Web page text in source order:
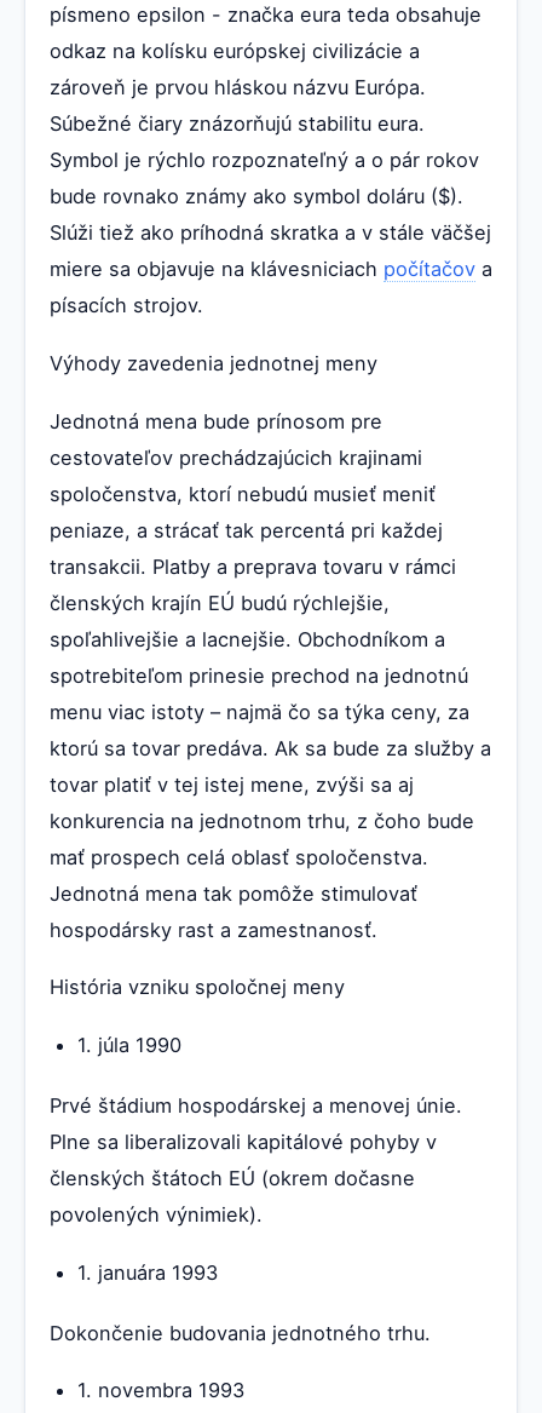
písmeno epsilon - značka eura teda obsahuje
odkaz na kolísku európskej civilizácie a
zároveň je prvou hláskou názvu Európa.
Súbežné čiary znázorňujú stabilitu eura.
Symbol je rýchlo rozpoznateľný a o pár rokov
bude rovnako známy ako symbol doláru ($).
Slúži tiež ako príhodná skratka a v stále väčšej
miere sa objavuje na klávesniciach počítačov a
písacích strojov.
Výhody zavedenia jednotnej meny
Jednotná mena bude prínosom pre
cestovateľov prechádzajúcich krajinami
spoločenstva, ktorí nebudú musieť meniť
peniaze, a strácať tak percentá pri každej
transakcii. Platby a preprava tovaru v rámci
členských krajín EÚ budú rýchlejšie,
spoľahlivejšie a lacnejšie. Obchodníkom a
spotrebiteľom prinesie prechod na jednotnú
menu viac istoty – najmä čo sa týka ceny, za
ktorú sa tovar predáva. Ak sa bude za služby a
tovar platiť v tej istej mene, zvýši sa aj
konkurencia na jednotnom trhu, z čoho bude
mať prospech celá oblasť spoločenstva.
Jednotná mena tak pomôže stimulovať
hospodársky rast a zamestnanosť.
História vzniku spoločnej meny
1. júla 1990
Prvé štádium hospodárskej a menovej únie.
Plne sa liberalizovali kapitálové pohyby v
členských štátoch EÚ (okrem dočasne
povolených výnimiek).
1. januára 1993
Dokončenie budovania jednotného trhu.
1. novembra 1993